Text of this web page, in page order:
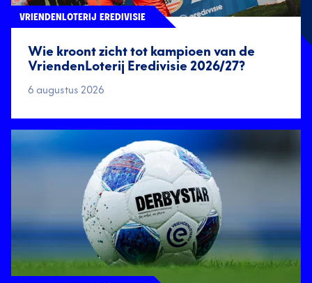
Wie kroont zicht tot kampioen van de
VriendenLoterij Eredivisie 2026/27?
VRIENDENLOTERIJ EREDIVISIE
6 augustus 2026